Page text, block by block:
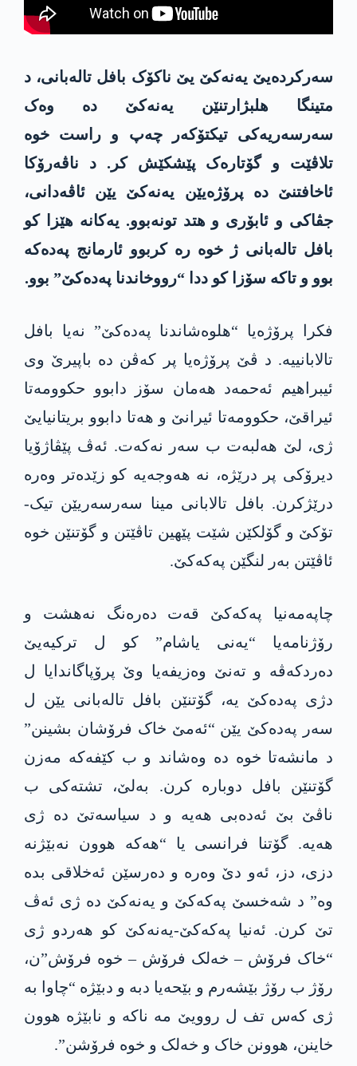
سەرکردەیێ یەنەکێ یێ ناکۆک بافل تالەبانی، د
متینگا ھلبژارتنێن یەنەکێ دە وەک
سەرسەریەکی تیکتۆکەر چەپ و راست خوە
تلاڤێت و گۆتارەک پێشکێش کر. د ناڤەرۆکا
ئاخافتنێ دە پرۆژەیێن یەنەکێ یێن ئاڤەدانی،
جڤاکی و ئابۆری و ھتد تونەبوو. یەکانە ھێزا کو
بافل تالەبانی ژ خوە رە کربوو ئارمانج پەدەکە
بوو و تاکە سۆزا کو ددا “رووخاندنا پەدەکێ” بوو.
فکرا پرۆژەیا “ھلوەشاندنا پەدەکێ” نەیا بافل
تالابانییە. د ڤێ پرۆژەیا پر کەڤن دە باپیرێ وی
ئیبراھیم ئەحمەد ھەمان سۆز دابوو حکوومەتا
ئیراقێ، حکوومەتا ئیرانێ و ھەتا دابوو بریتانیایێ
ژی، لێ ھەلبەت ب سەر نەکەت. ئەڤ پێڤاژۆیا
دیرۆکی پر درێژە، نە ھەوجەیە کو زێدەتر وەرە
درێژکرن. بافل تالابانی مینا سەرسەریێن تیک-
تۆکێ و گۆلکێن شێت پێھین تاڤێتن و گۆتنێن خوە
ئاڤێتن بەر لنگێن پەکەکێ.
چاپەمەنیا پەکەکێ قەت دەرەنگ نەھشت و
رۆژنامەیا “یەنی یاشام” کو ل ترکیەیێ
دەردکەڤە و تەنێ وەزیفەیا وێ پرۆپاگاندایا ل
دژی پەدەکێ یە، گۆتنێن بافل تالەبانی یێن ل
سەر پەدەکێ یێن “ئەمێ خاک فرۆشان بشینن”
د مانشەتا خوە دە وەشاند و ب کێفەکە مەزن
گۆتنێن بافل دوبارە کرن. بەلێ، تشتەکی ب
ناڤێ بێ ئەدەبی ھەیە و د سیاسەتێ دە ژی
ھەیە. گۆتنا فرانسی یا “ھەکە ھوون نەبێژنە
دزی، دز، ئەو دێ وەرە و دەرسێن ئەخلاقی بدە
وە” د شەخسێ پەکەکێ و یەنەکێ دە ژی ئەڤ
تێ کرن. ئەنیا پەکەکێ-یەنەکێ کو ھەردو ژی
“خاک فرۆش – خەلک فرۆش – خوە فرۆش”ن،
رۆژ ب رۆژ بێشەرم و بێحەیا دبە و دبێژە “چاوا بە
ژی کەس تف ل روویێ مە ناکە و نابێژە ھوون
خاینن، ھوونن خاک و خەلک و خوە فرۆشن”.